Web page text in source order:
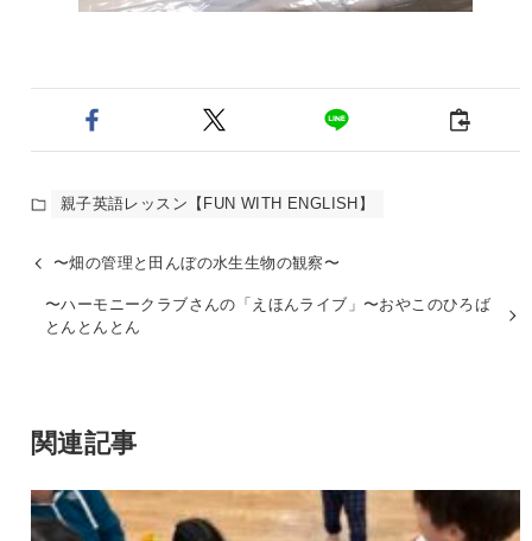
親子英語レッスン【FUN WITH ENGLISH】
〜畑の管理と田んぼの水生生物の観察〜
〜ハーモニークラブさんの「えほんライブ」〜おやこのひろば
とんとんとん
関連記事